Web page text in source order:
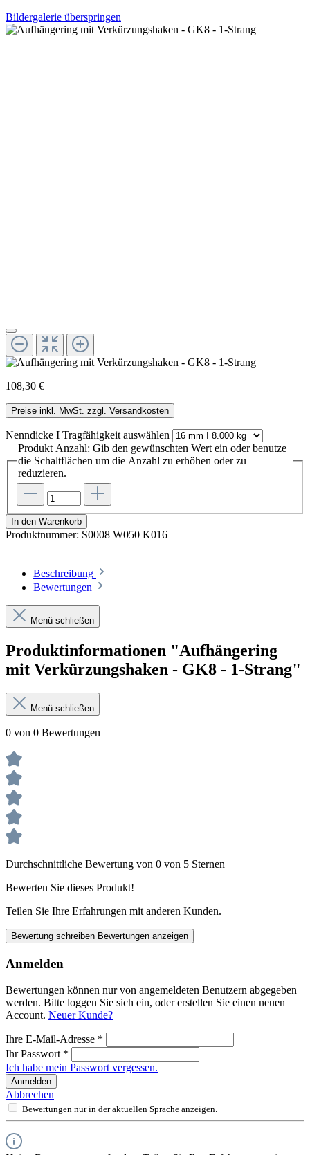
Bildergalerie überspringen
108,30 €
Preise inkl. MwSt. zzgl. Versandkosten
Nenndicke I Tragfähigkeit auswählen
Produkt Anzahl: Gib den gewünschten Wert ein oder benutze
die Schaltflächen um die Anzahl zu erhöhen oder zu
reduzieren.
In den Warenkorb
Produktnummer: S0008 W050 K016
Beschreibung
Bewertungen
Menü schließen
Produktinformationen "Aufhängering
mit Verkürzungshaken - GK8 - 1-Strang"
Menü schließen
0 von 0 Bewertungen
Durchschnittliche Bewertung von 0 von 5 Sternen
Bewerten Sie dieses Produkt!
Teilen Sie Ihre Erfahrungen mit anderen Kunden.
Bewertung schreiben Bewertungen anzeigen
Anmelden
Bewertungen können nur von angemeldeten Benutzern abgegeben
werden. Bitte loggen Sie sich ein, oder erstellen Sie einen neuen
Account. Neuer Kunde?
Ihre E-Mail-Adresse *
Ihr Passwort *
Ich habe mein Passwort vergessen.
Anmelden
Abbrechen
Bewertungen nur in der aktuellen Sprache anzeigen.